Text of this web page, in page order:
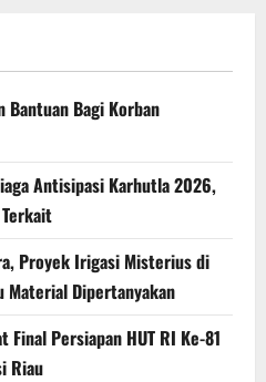
Bantuan Bagi Korban
Antisipasi Karhutla 2026,
​Proyek Irigasi Misterius di
Material Dipertanyakan
Persiapan HUT RI Ke-81
Riau